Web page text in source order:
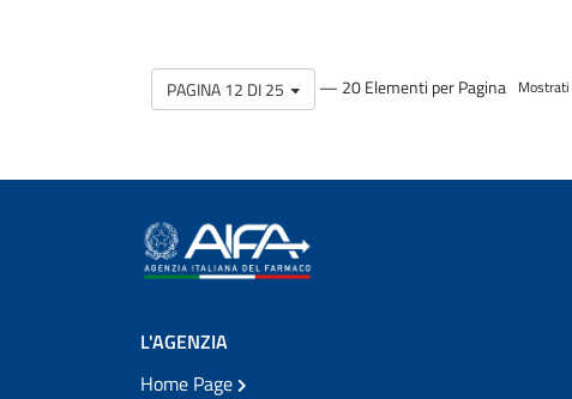
PAGINA 12 DI 25 — 20 Elementi per Pagina
L'AGENZIA
Home Page